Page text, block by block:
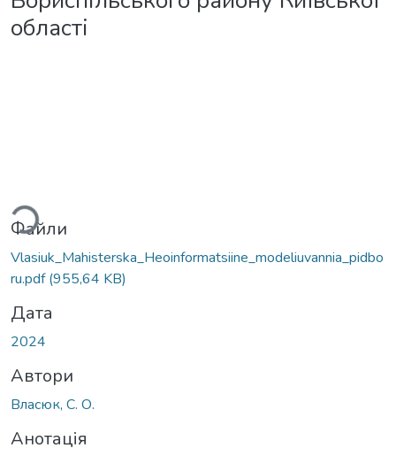
області
Файли
Vlasiuk_Mahisterska_Heoinformatsiine_modeliuvannia_pidbo
ru.pdf(955,64 KB)
Дата
2024
Автори
Власюк, С. О.
Анотація